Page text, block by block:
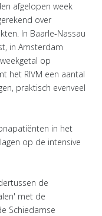
afgelopen week
over
In Baarle-Nassau
in Amsterdam
op
het RIVM een aantal
praktisch evenveel
in het
op de intensive
de
met de
Schiedamse